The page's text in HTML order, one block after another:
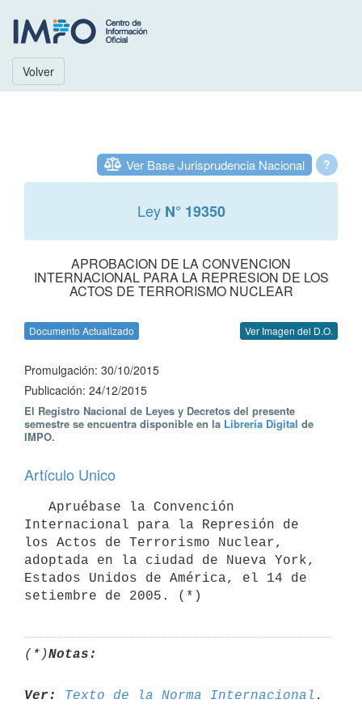
Volver
?
Ver Base Jurisprudencia Nacional
Ley N° 19350
APROBACION DE LA CONVENCION
INTERNACIONAL PARA LA REPRESION DE LOS
ACTOS DE TERRORISMO NUCLEAR
Documento Actualizado Ver Imagen del D.O.
Promulgación: 30/10/2015
Publicación: 24/12/2015
El Registro Nacional de Leyes y Decretos del presente
semestre se encuentra disponible en la Librería Digital de
IMPO.
Artículo Unico
Internacional para la Represión de
los Actos de Terrorismo Nuclear,
adoptada en la ciudad de Nueva York,
Estados Unidos de América, el 14 de
setiembre de 2005. (*)
(*)Notas:
Ver: Texto de la Norma Internacional